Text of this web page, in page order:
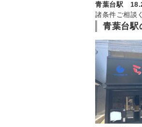
青葉台駅
諸条件ご相談
青葉台駅